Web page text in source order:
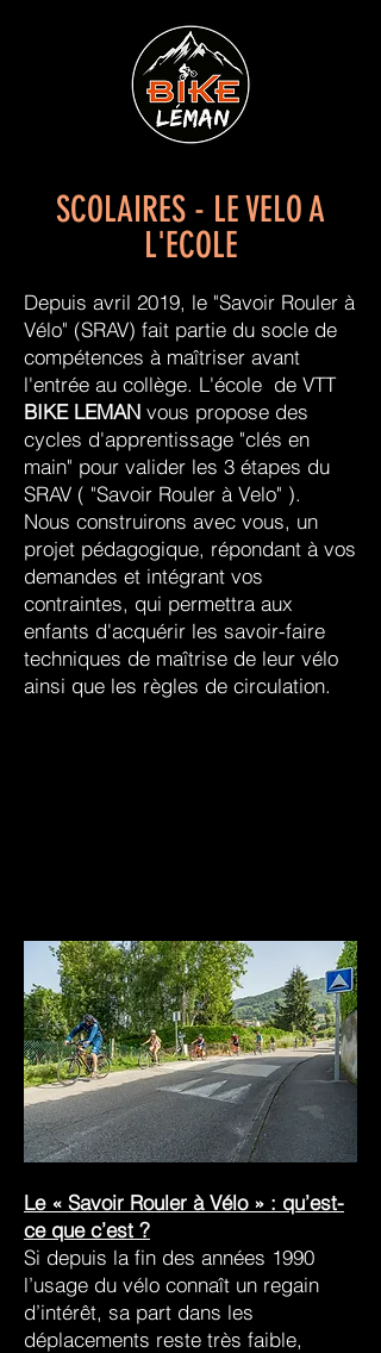
SCOLAIRES - LE VELO A
L'ECOLE
Depuis avril 2019, le "Savoir Rouler à
Vélo" (SRAV) fait partie du socle de
compétences à maîtriser avant
l'entrée au collège. L'école de VTT
BIKE LEMAN vous propose des
cycles d'apprentissage "clés en
main" pour valider les 3 étapes du
SRAV ( "Savoir Rouler à Velo" ).
Nous construirons avec vous, un
projet pédagogique, répondant à vos
demandes et intégrant vos
contraintes, qui permettra aux
enfants d'acquérir les savoir-faire
techniques de maîtrise de leur vélo
ainsi que les règles de circulation.
Le « Savoir Rouler à Vélo » : qu’est-
ce que c’est ?
Si depuis la fin des années 1990
l’usage du vélo connaît un regain
d’intérêt, sa part dans les
déplacements reste très faible,